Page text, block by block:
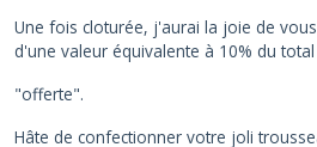
Une fois cloturée, j'aurai la joie de
d'une valeur équivalente à 10% du
"offerte".
Hâte de confectionner votre joli